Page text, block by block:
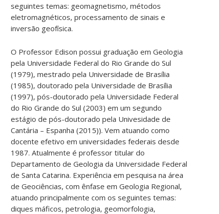
seguintes temas: geomagnetismo, métodos
eletromagnéticos, processamento de sinais e
inversão geofísica.
O Professor Edison possui graduação em Geologia
pela Universidade Federal do Rio Grande do Sul
(1979), mestrado pela Universidade de Brasília
(1985), doutorado pela Universidade de Brasília
(1997), pós-doutorado pela Universidade Federal
do Rio Grande do Sul (2003) em um segundo
estágio de pós-doutorado pela Univesidade de
Cantária – Espanha (2015)). Vem atuando como
docente efetivo em universidades federais desde
1987. Atualmente é professor titular do
Departamento de Geologia da Universidade Federal
de Santa Catarina. Experiência em pesquisa na área
de Geociências, com ênfase em Geologia Regional,
atuando principalmente com os seguintes temas:
diques máficos, petrologia, geomorfologia,